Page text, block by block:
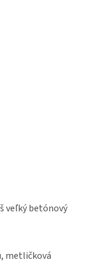
veľký betónový
metličková